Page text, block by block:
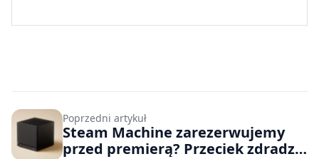
Poprzedni artykuł
Steam Machine zarezerwujemy
przed premierą? Przeciek zdradza